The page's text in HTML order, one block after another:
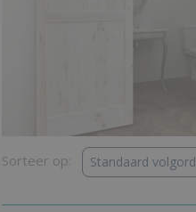
Sorteer op: